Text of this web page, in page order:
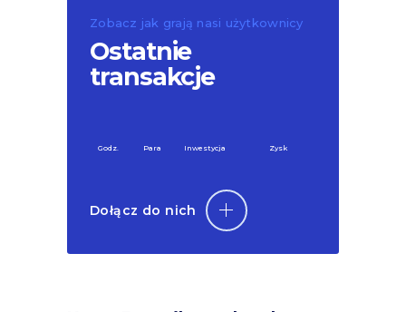
Zobacz jak grają nasi użytkownicy
Ostatnie
transakcje
Godz. Para Inwestycja Zysk
Dołącz do nich